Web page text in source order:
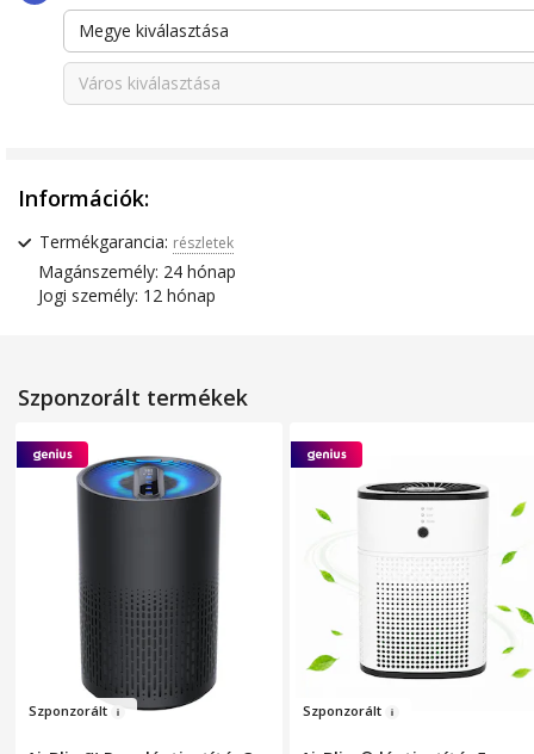
Megye kiválasztása
Város kiválasztása
Információk:
Termékgarancia: részletek
Magánszemély: 24 hónap
Jogi személy: 12 hónap
Szponzorált termékek
Szponzorált Szponzorált